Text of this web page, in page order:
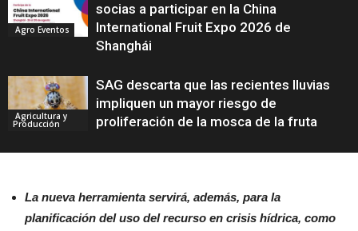
Agro Eventos
socias a participar en la China
International Fruit Expo 2026 de
Shanghái
Agricultura y
Producción
SAG descarta que las recientes lluvias
impliquen un mayor riesgo de
proliferación de la mosca de la fruta
La nueva herramienta servirá, además, para la
planificación del uso del recurso en crisis hídrica, como